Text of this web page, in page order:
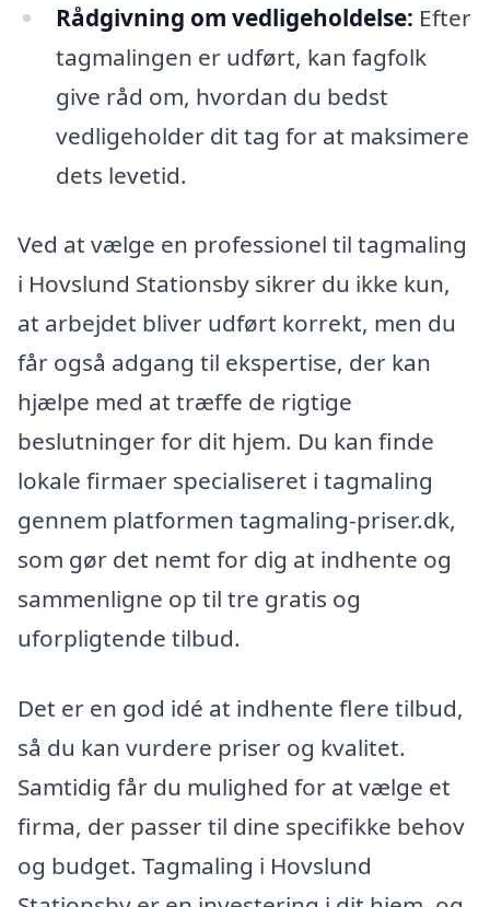
Rådgivning om vedligeholdelse: Efter
tagmalingen er udført, kan fagfolk
give råd om, hvordan du bedst
vedligeholder dit tag for at maksimere
dets levetid.
Ved at vælge en professionel til tagmaling
i Hovslund Stationsby sikrer du ikke kun,
at arbejdet bliver udført korrekt, men du
får også adgang til ekspertise, der kan
hjælpe med at træffe de rigtige
beslutninger for dit hjem. Du kan finde
lokale firmaer specialiseret i tagmaling
gennem platformen tagmaling-priser.dk,
som gør det nemt for dig at indhente og
sammenligne op til tre gratis og
uforpligtende tilbud.
Det er en god idé at indhente flere tilbud,
så du kan vurdere priser og kvalitet.
Samtidig får du mulighed for at vælge et
firma, der passer til dine specifikke behov
og budget. Tagmaling i Hovslund